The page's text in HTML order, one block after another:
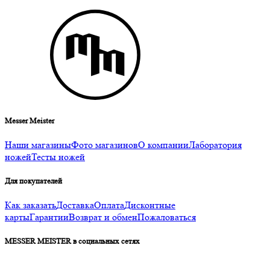
Messer Meister
Наши магазиныФото магазиновО компанииЛаборатория
ножейТесты ножей
Для покупателей
Как заказатьДоставкаОплатаДисконтные
картыГарантииВозврат и обменПожаловаться
MESSER MEISTER в социальных сетях